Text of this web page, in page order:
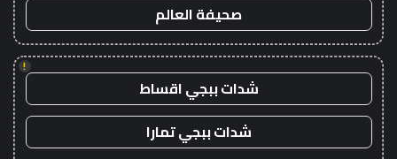
صحيفة العالم
!
شدات ببجي اقساط
شدات ببجي تمارا